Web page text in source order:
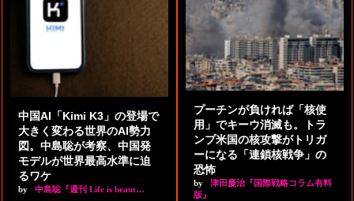
中国AI「Kimi K3」の登場で
大きく変わる世界のAI勢力
図。中島聡が考察、中国発
モデルが世界最高水準に迫
るワケ
by 中島聡『週刊 Life is beaut…
プーチンが負ければ「核使
用」でキーウ消滅も。トラ
ンプ米国の核攻撃がトリガ
ーになる「連鎖核戦争」の
恐怖
by
津田慶治『国際戦略コラム有料
版』